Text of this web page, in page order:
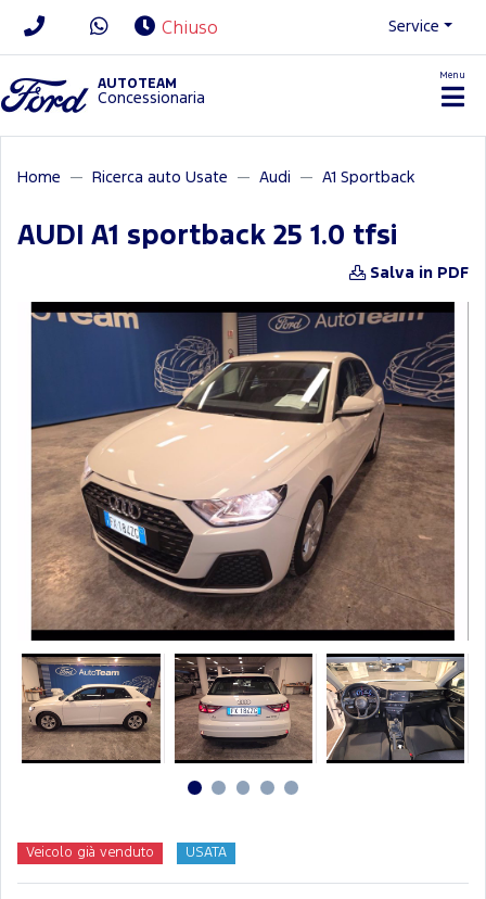
Chiuso Service
AUTOTEAM
Concessionaria
Menu
Home Ricerca auto Usate Audi A1 Sportback
AUDI A1 sportback 25 1.0 tfsi
Salva in PDF
Veicolo già venduto USATA